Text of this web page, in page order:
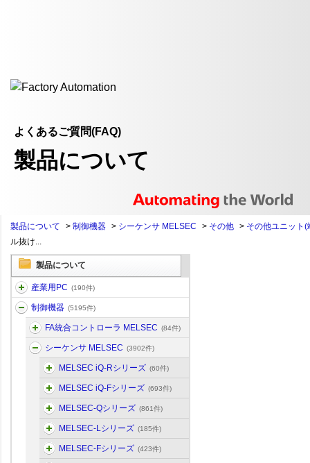
よくあるご質問(FAQ)
製品について
製品について > 制御機器 > シーケンサ MELSEC > その他 > その他ユニット
ル抜け...
製品について
産業用PC (190件)
制御機器 (5195件)
FA統合コントローラ MELSEC (84件)
シーケンサ MELSEC (3902件)
MELSEC iQ-Rシリーズ (60件)
MELSEC iQ-Fシリーズ (693件)
MELSEC-Qシリーズ (861件)
MELSEC-Lシリーズ (185件)
MELSEC-Fシリーズ (423件)